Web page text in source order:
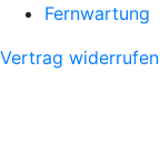
Fernwartung
Vertrag widerrufen